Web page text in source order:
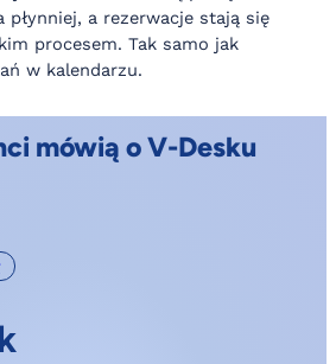
płynniej, a rezerwacje stają się
procesem. Tak samo jak
w kalendarzu.
mówią o V-Desku